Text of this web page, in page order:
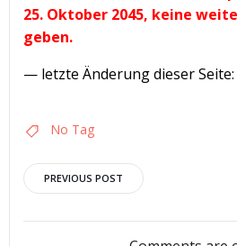
25. Oktober 2045, keine
geben.
— letzte Änderung dieser Seite:
No Tag
Post
navigation
PREVIOUS POST